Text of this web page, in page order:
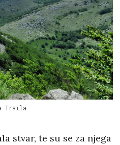
Traila
stvar, te su se za njega